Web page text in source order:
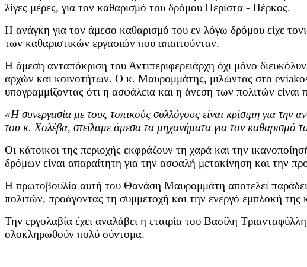
λίγες μέρες, για τον καθαρισμό του δρόμου Περίστα - Πέρκος.
Η ανάγκη για τον άμεσο καθαρισμό του εν λόγω δρόμου είχε
των καθαριστικών εργασιών που απαιτούνταν.
Η άμεση ανταπόκριση του Αντιπεριφερειάρχη όχι μόνο
αρχών και κοινοτήτων. Ο κ. Μαυρομμάτης, μιλώντας στο
υπογραμμίζοντας ότι η ασφάλεια και η άνεση των πολιτών
«Η συνεργασία με τους τοπικούς συλλόγους είναι κρίσιμη για
του κ. Χολέβα, στείλαμε άμεσα τα μηχανήματα για τον καθαρισμό
Οι κάτοικοι της περιοχής εκφράζουν τη χαρά και την
δρόμων είναι απαραίτητη για την ασφαλή μετακίνηση και την
Η πρωτοβουλία αυτή του Θανάση Μαυρομμάτη αποτελεί
πολιτών, προάγοντας τη συμμετοχή και την ενεργό εμπλοκή
Την εργολαβία έχει αναλάβει η εταιρία του Βασίλη
ολοκληρωθούν πολύ σύντομα.